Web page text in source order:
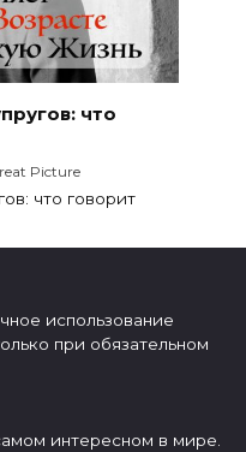
что
Picture
что говорит
использование
при обязательном
интересном в мире.